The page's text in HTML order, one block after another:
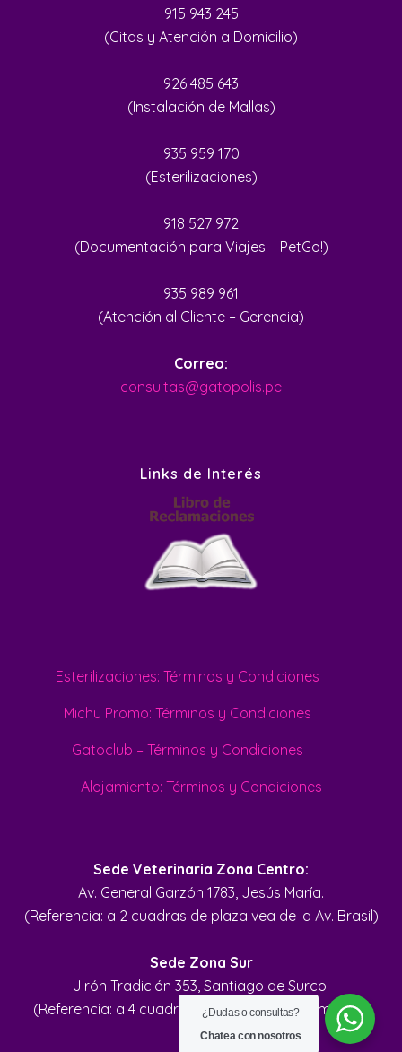
915 943 245
(Citas y Atención a Domicilio)
926 485 643
(Instalación de Mallas)
935 959 170
(Esterilizaciones)
918 527 972
(Documentación para Viajes – PetGo!)
935 989 961
(Atención al Cliente – Gerencia)
Correo:
consultas@gatopolis.pe
Links de Interés
Esterilizaciones: Términos y Condiciones
Michu Promo: Términos y Condiciones
Gatoclub – Términos y Condiciones
Alojamiento: Términos y Condiciones
Sede Veterinaria Zona Centro:
Av. General Garzón 1783, Jesús María.
(Referencia: a 2 cuadras de plaza vea de la Av. Brasil)
Sede Zona Sur
Jirón Tradición 353, Santiago de Surco.
(Referencia: a 4 cuadras del Parque de la Amistad)
¿Dudas o consultas?
Chatea con nosotros